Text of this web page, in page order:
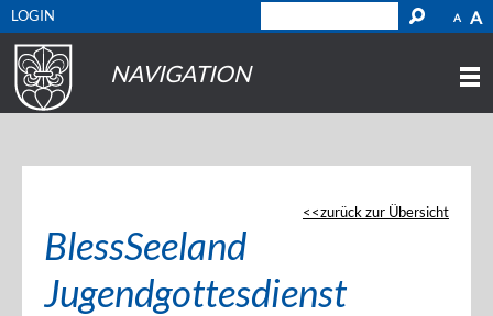
A A
LOGIN
NAVIGATION
zurück zur Übersicht
BlessSeeland
Jugendgottesdienst